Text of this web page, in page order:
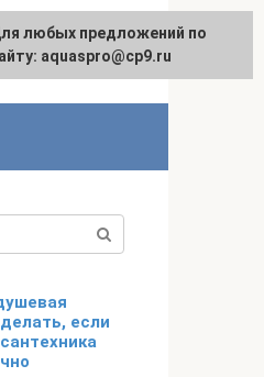
если
любых предложений по
aquaspro@cp9.ru